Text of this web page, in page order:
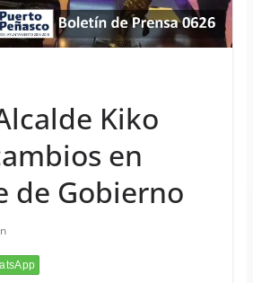
Kiko
en
de Gobierno